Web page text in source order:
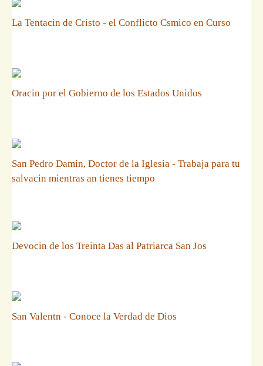
La Tentacin de Cristo - el Conflicto Csmico en Curso
Oracin por el Gobierno de los Estados Unidos
San Pedro Damin, Doctor de la Iglesia - Trabaja para tu
salvacin mientras an tienes tiempo
Devocin de los Treinta Das al Patriarca San Jos
San Valentn - Conoce la Verdad de Dios